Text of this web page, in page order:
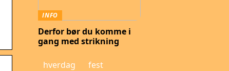
INFO
Derfor bør du komme i
gang med strikning
hverdag
fest